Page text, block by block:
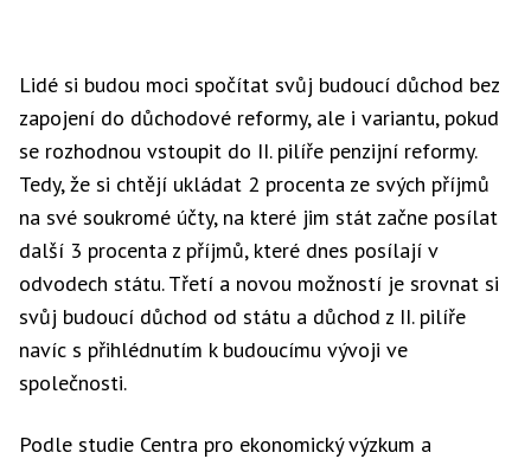
Lidé si budou moci spočítat svůj budoucí důchod bez
zapojení do důchodové reformy, ale i variantu, pokud
se rozhodnou vstoupit do II. pilíře penzijní reformy.
Tedy, že si chtějí ukládat 2 procenta ze svých příjmů
na své soukromé účty, na které jim stát začne posílat
další 3 procenta z příjmů, které dnes posílají v
odvodech státu. Třetí a novou možností je srovnat si
svůj budoucí důchod od státu a důchod z II. pilíře
navíc s přihlédnutím k budoucímu vývoji ve
společnosti.
Podle studie Centra pro ekonomický výzkum a